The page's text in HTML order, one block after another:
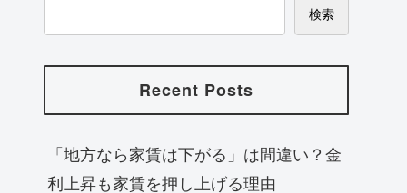
検索
Recent Posts
「地方なら家賃は下がる」は間違い？金
利上昇も家賃を押し上げる理由